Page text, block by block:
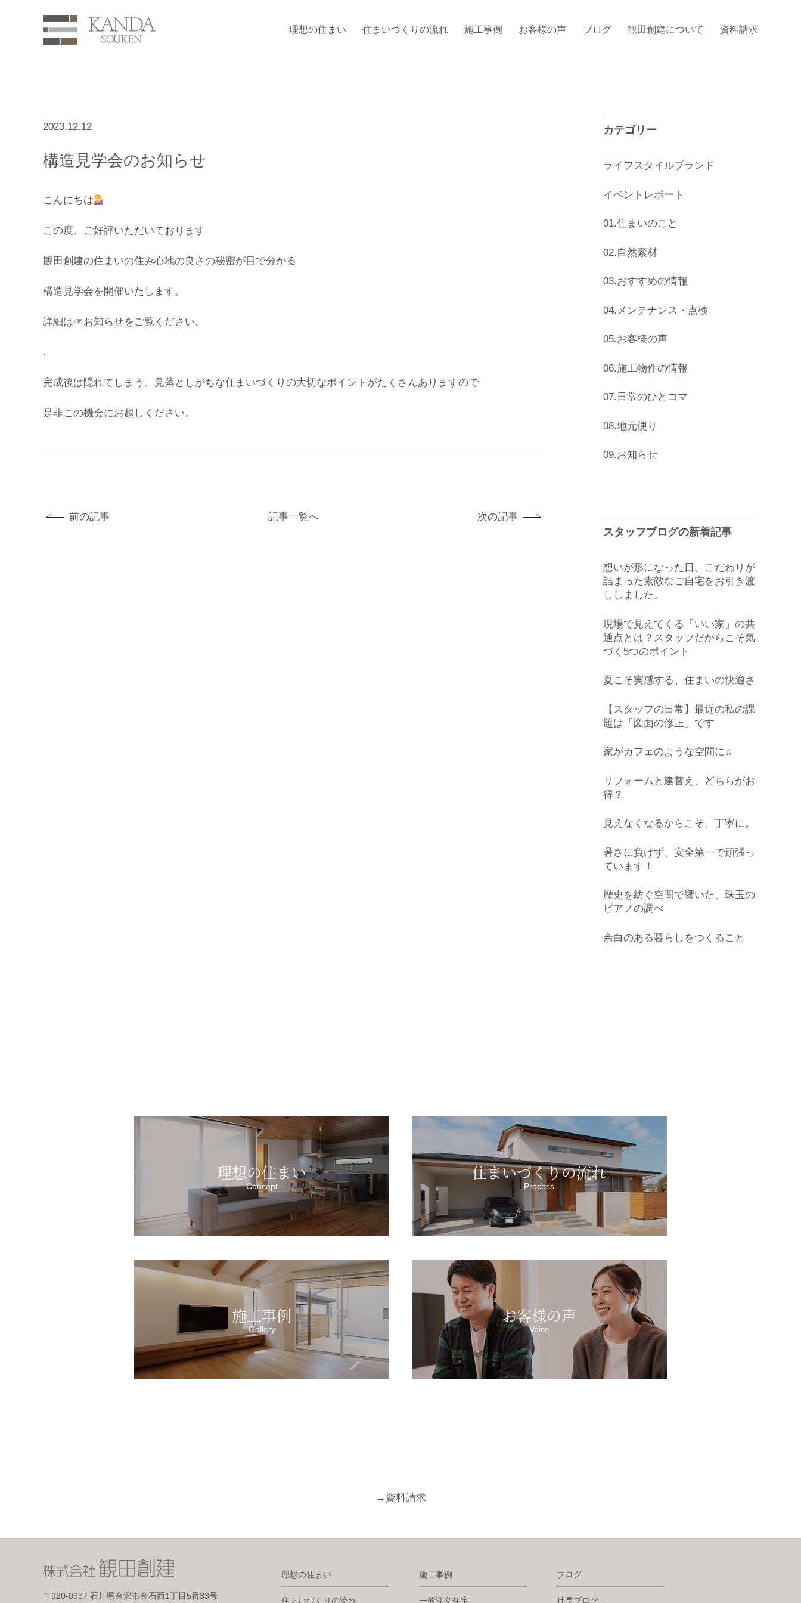
理想の住まい 住まいづくりの流れ 施工事例 お客様の声 ブログ 観田創建について 資料請求
2023.12.12
構造見学会のお知らせ
こんにちは
この度、ご好評いただいております
観田創建の住まいの住み心地の良さの秘密が目で分かる
構造見学会を開催いたします。
詳細は☞お知らせをご覧ください。
.
完成後は隠れてしまう、見落としがちな住まいづくりの大切なポイントがたくさんありますので
是非この機会にお越しください。
前の記事 記事一覧へ 次の記事
カテゴリー
ライフスタイルブランド
イベントレポート
01.住まいのこと
02.自然素材
03.おすすめの情報
04.メンテナンス・点検
05.お客様の声
06.施工物件の情報
07.日常のひとコマ
08.地元便り
09.お知らせ
スタッフブログの新着記事
想いが形になった日。こだわりが
詰まった素敵なご自宅をお引き渡
ししました。
現場で見えてくる「いい家」の共
通点とは？スタッフだからこそ気
づく5つのポイント
夏こそ実感する、住まいの快適さ
【スタッフの日常】最近の私の課
題は「図面の修正」です
家がカフェのような空間に♫
リフォームと建替え、どちらがお
得？
見えなくなるからこそ、丁寧に。
暑さに負けず、安全第一で頑張っ
ています！
歴史を紡ぐ空間で響いた、珠玉の
ピアノの調べ
余白のある暮らしをつくること
理想の住まい
Concept
住まいづくりの流れ
Process
施工事例
Gallery
お客様の声
Voice
→ 資料請求
〒920-0337 石川県金沢市金石西1丁目5番33号
理想の住まい
住まいづくりの流れ
施工事例
一般注文住宅
ブログ
社長ブログ